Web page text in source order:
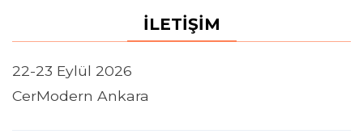
İLETİŞİM
22-23 Eylül 2026
CerModern Ankara